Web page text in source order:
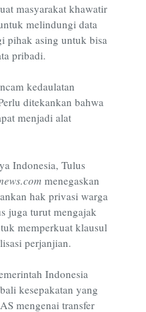
masyarakat khawatir
melindungi data
pihak asing untuk bisa
pribadi.
kedaulatan
ditekankan bahwa
menjadi alat
Indonesia, Tulus
menegaskan
hak privasi warga
juga turut mengajak
memperkuat klausul
perjanjian.
Indonesia
kesepakatan yang
mengenai transfer